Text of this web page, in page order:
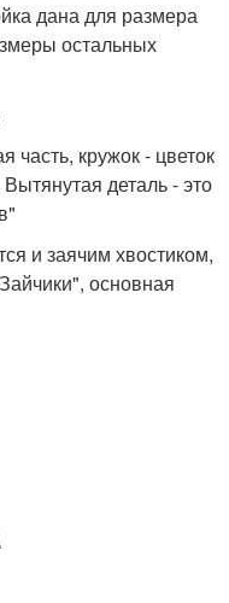
дана для размера
остальных
часть, кружок - цветок
деталь - это
и заячим хвостиком,
основная